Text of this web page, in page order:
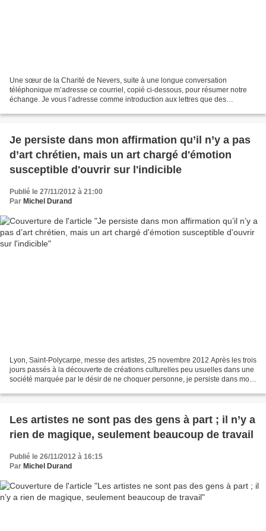
Une sœur de la Charité de Nevers, suite à une longue conversation
téléphonique m’adresse ce courriel, copié ci-dessous, pour résumer notre
échange. Je vous l’adresse comme introduction aux lettres que des
Je persiste dans mon affirmation qu’il n’y a pas
d’art chrétien, mais un art chargé d'émotion
susceptible d'ouvrir sur l'indicible
Publié le 27/11/2012 à 21:00
Par Michel Durand
Lyon, Saint-Polycarpe, messe des artistes, 25 novembre 2012 Après les trois
jours passés à la découverte de créations culturelles peu usuelles dans une
société marquée par le désir de ne choquer personne, je persiste dans mon
Les artistes ne sont pas des gens à part ; il n’y a
rien de magique, seulement beaucoup de travail
Publié le 26/11/2012 à 16:15
Par Michel Durand